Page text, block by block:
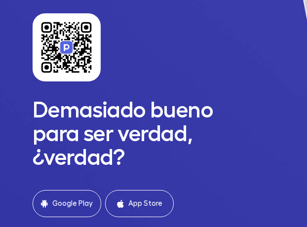
Demasiado bueno
para ser verdad,
¿verdad?
Google Play App Store